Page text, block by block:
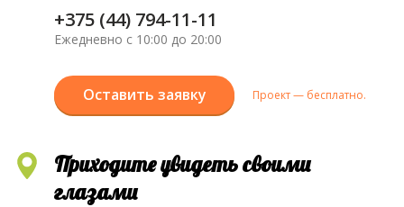
+375 (44) 794-11-11
Ежедневно с 10:00 до 20:00
Оставить заявку Проект — бесплатно.
Приходите увидеть своими
глазами